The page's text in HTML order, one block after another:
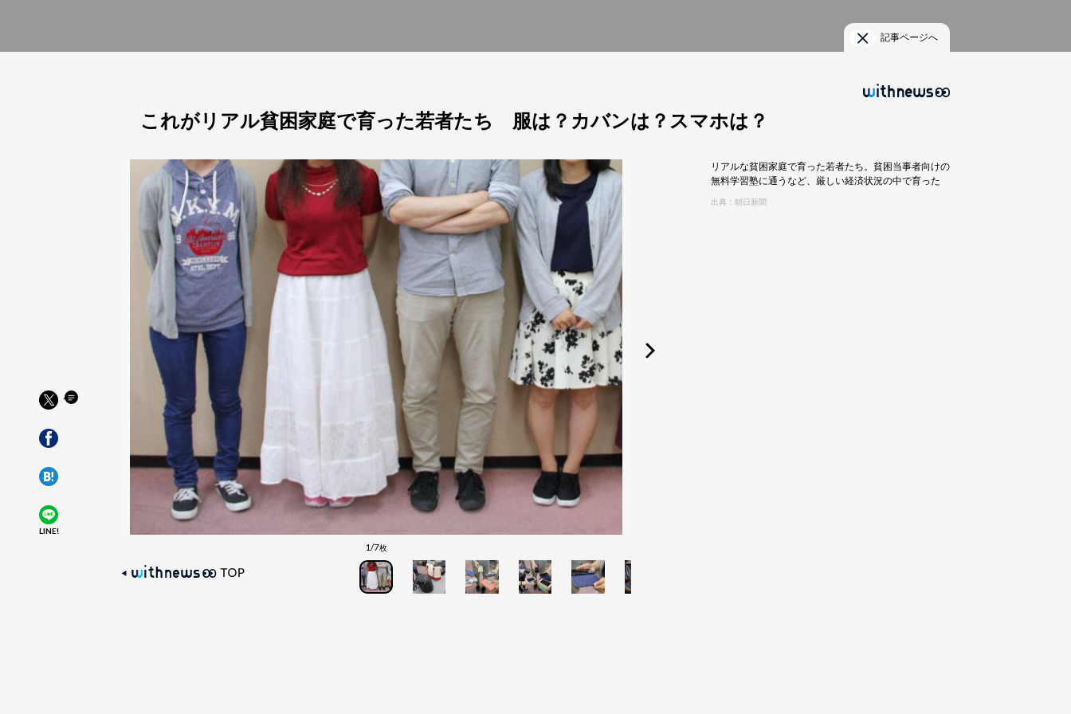
LINE!
記事ページへ
これがリアル貧困家庭で育った若者たち 服は？カバンは？スマホは？
1/7枚
リアルな貧困家庭で育った若者たち。貧困当事者向けの
無料学習塾に通うなど、厳しい経済状況の中で育った
出典：朝日新聞